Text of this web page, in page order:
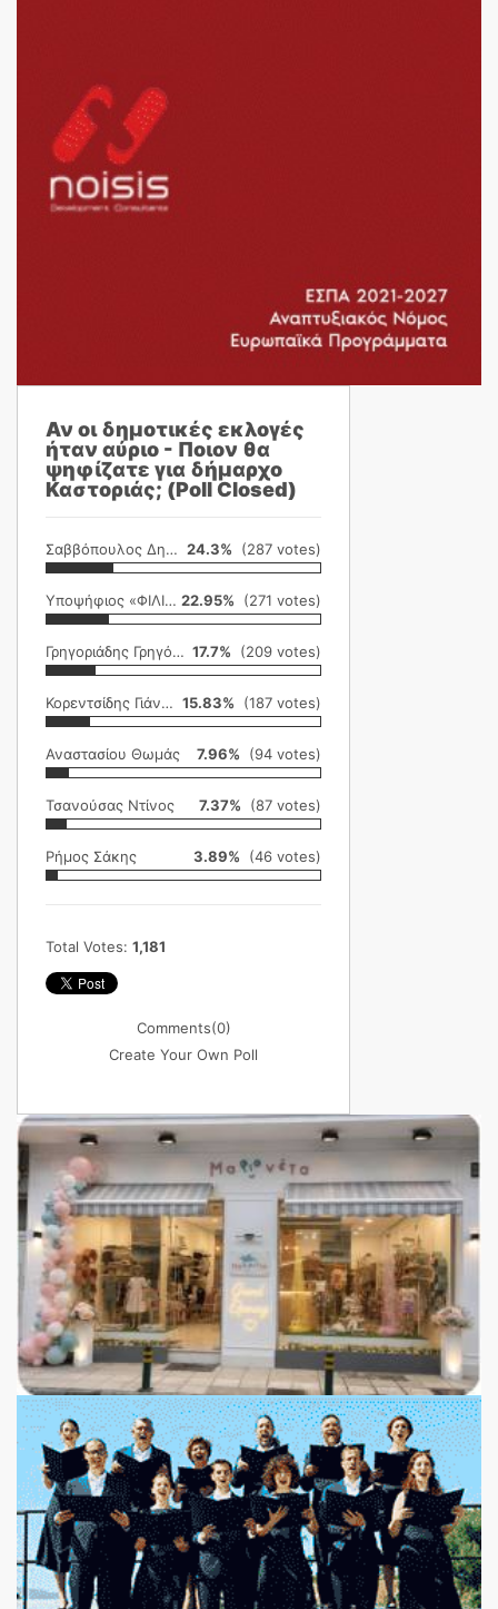
Αν οι δημοτικές εκλογές
ήταν αύριο - Ποιον θα
ψηφίζατε για δήμαρχο
Καστοριάς; (Poll Closed)
Σαββόπουλος Δημήτρης 24.3% (287 votes)
Υποψήφιος «ΦΙΛΙΚΗ ΕΤΑΙΡΕΙΑ» 22.95% (271 votes)
Γρηγοριάδης Γρηγόρης 17.7% (209 votes)
Κορεντσίδης Γιάννης 15.83% (187 votes)
Αναστασίου Θωμάς 7.96% (94 votes)
Τσανούσας Ντίνος 7.37% (87 votes)
Ρήμος Σάκης 3.89% (46 votes)
Total Votes: 1,181
Comments(0)
Create Your Own Poll